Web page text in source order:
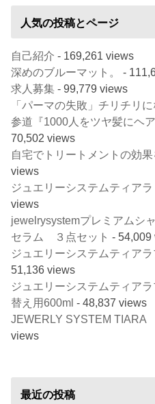
人気の投稿とページ
自己紹介 - 169,261 views
深めのブルーマット。
-
求人募集 - 99,779 views
「パーマの失敗」チリチリ
参道『1000人をツヤ髪にヘ
70,502 views
自宅でトリートメントの効
views
ジュエリーシステムティア
views
jewelrysystemプレミアムシ
セラム ３点セット - 54,009
ジュエリーシステムティア
51,136 views
ジュエリーシステムティア
替え用600ml - 48,837 views
JEWERLY SYSTEM TIARA
views
最近の投稿